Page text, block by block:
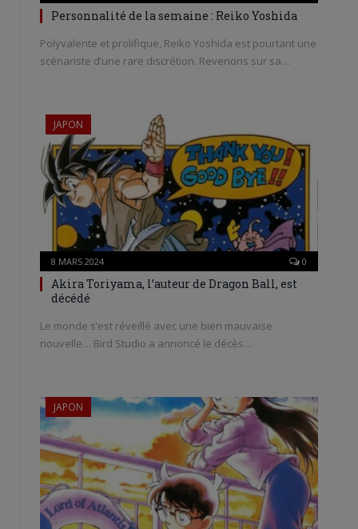
Personnalité de la semaine : Reiko Yoshida
Polyvalente et prolifique, Reiko Yoshida est pourtant une
scénariste d’une rare discrétion. Revenons sur sa…
JAPON
8 MARS 2024 0
Akira Toriyama, l’auteur de Dragon Ball, est
décédé
Le monde s’est réveillé avec une bien mauvaise
nouvelle… Bird Studio a annoncé le décès…
JAPON